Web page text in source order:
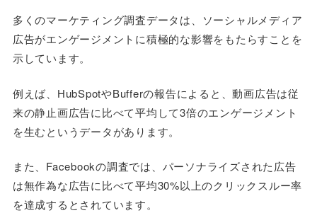
多くのマーケティング調査データは、ソーシャルメディア
広告がエンゲージメントに積極的な影響をもたらすことを
示しています。
例えば、HubSpotやBufferの報告によると、動画広告は従
来の静止画広告に比べて平均して3倍のエンゲージメント
を生むというデータがあります。
また、Facebookの調査では、パーソナライズされた広告
は無作為な広告に比べて平均30%以上のクリックスルー率
を達成するとされています。